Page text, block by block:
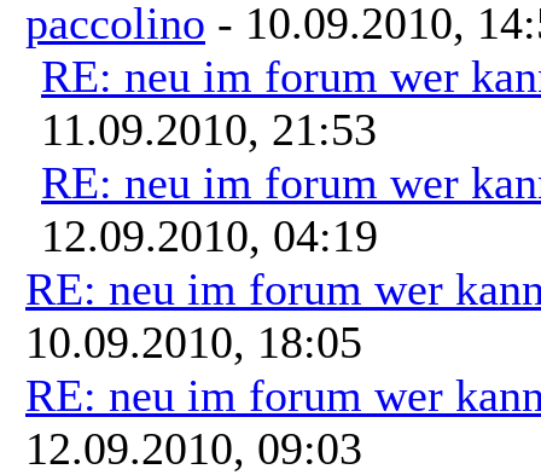
paccolino - 10.09.2010,
RE: neu im forum wer
11.09.2010, 21:53
RE: neu im forum wer
12.09.2010, 04:19
RE: neu im forum wer
10.09.2010, 18:05
RE: neu im forum wer
12.09.2010, 09:03